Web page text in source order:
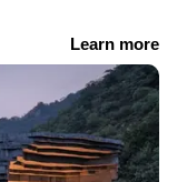
Health
തുടങ്ങി